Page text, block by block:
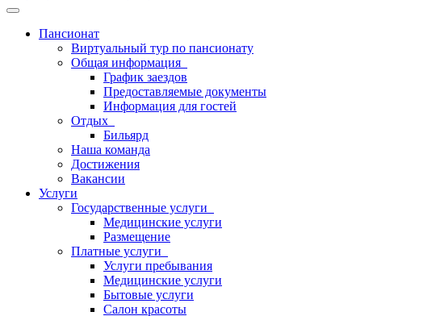
Пансионат
Виртуальный тур по пансионату
Общая информация
График заездов
Предоставляемые документы
Информация для гостей
Отдых
Бильярд
Наша команда
Достижения
Вакансии
Услуги
Государственные услуги
Медицинские услуги
Размещение
Платные услуги
Услуги пребывания
Медицинские услуги
Бытовые услуги
Салон красоты